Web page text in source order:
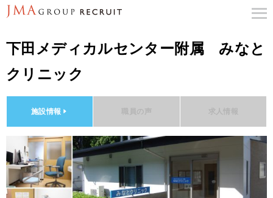
下田メディカルセンター附属 みなと
クリニック
施設情報